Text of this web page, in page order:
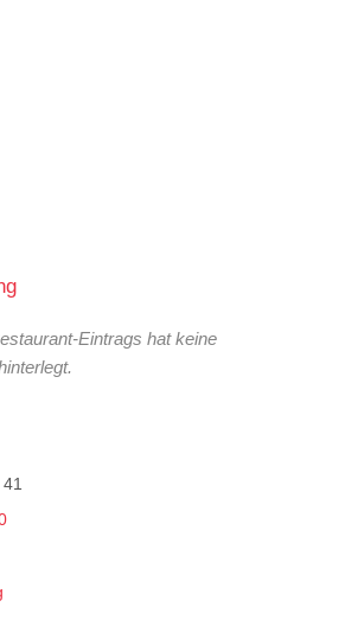
Eintrags hat keine